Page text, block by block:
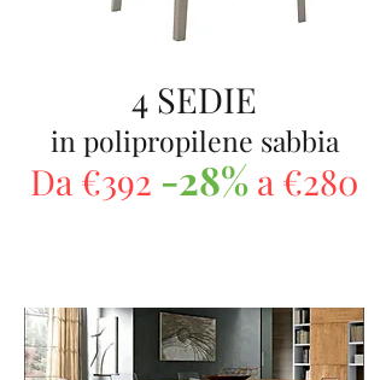
4 SEDIE
in polipropilene sabbia
Da €392 -28% a €280